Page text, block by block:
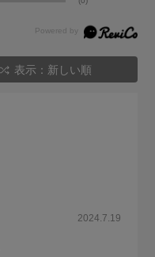
表示：新しい順
2024.7.19